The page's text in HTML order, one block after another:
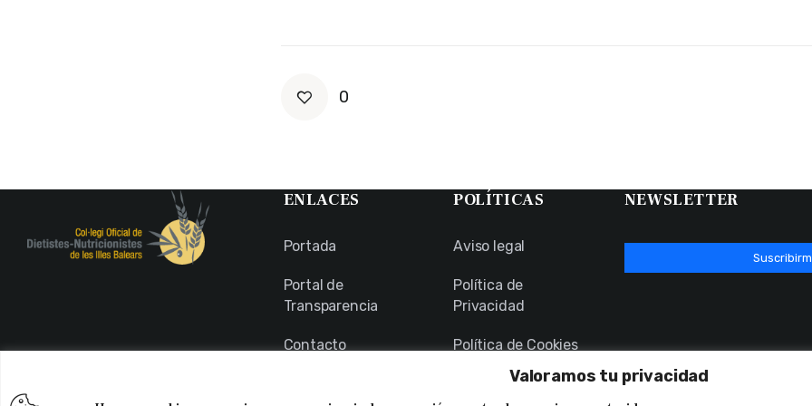
Valoramos tu privacidad
0
ENLACES
Portada
Portal de
Transparencia
Contacto
POLÍTICAS
Aviso legal
Política de
Privacidad
Política de Cookies
Canal Ético
NEWSLETTER